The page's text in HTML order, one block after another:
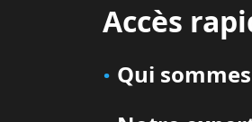
Accès
Qui